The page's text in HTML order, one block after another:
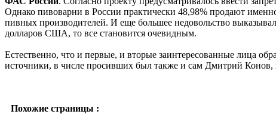
Однако пивоварни в России практически 48,98% продают
пивных производителей. И еще большее недовольство
долларов США, то все становится очевидным.
Естественно, что и первые, и вторые заинтересованные лица
источники, в числе просивших был также и сам Дмитрий
Похожие страницы :